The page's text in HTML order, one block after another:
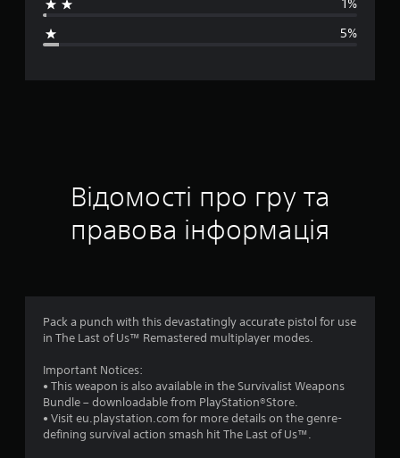
о
н
к
:
4
5
2
1%
5%
Відомості про гру та
правова інформація
Pack a punch with this devastatingly accurate pistol for use
in The Last of Us™ Remastered multiplayer modes.
Important Notices:
• This weapon is also available in the Survivalist Weapons
Bundle – downloadable from PlayStation®Store.
• Visit eu.playstation.com for more details on the genre-
defining survival action smash hit The Last of Us™.